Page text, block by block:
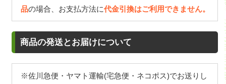
品の場合、お支払方法に代金引換はご利用できません。
商品の発送とお届けについて
※佐川急便・ヤマト運輸(宅急便・ネコポス)でお送りし